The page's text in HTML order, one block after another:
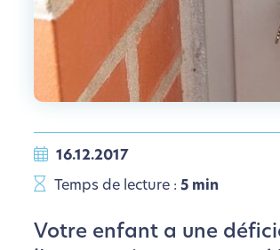
16.12.2017
Temps de lecture : 5 min
Votre enfant a une